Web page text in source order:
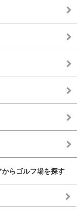
らゴルフ場を探す